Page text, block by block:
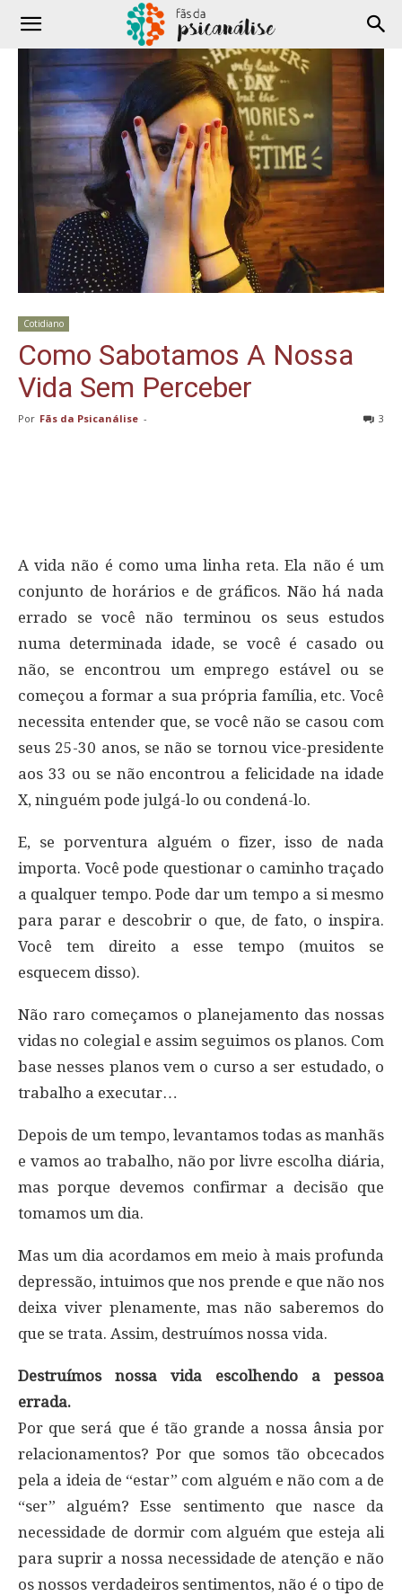
Cotidiano
Como Sabotamos A Nossa
Vida Sem Perceber
Por Fãs da Psicanálise - 3
A vida não é como uma linha reta. Ela não é um
conjunto de horários e de gráficos. Não há nada
errado se você não terminou os seus estudos
numa determinada idade, se você é casado ou
não, se encontrou um emprego estável ou se
começou a formar a sua própria família, etc. Você
necessita entender que, se você não se casou com
seus 25-30 anos, se não se tornou vice-presidente
aos 33 ou se não encontrou a felicidade na idade
X, ninguém pode julgá-lo ou condená-lo.
E, se porventura alguém o fizer, isso de nada
importa. Você pode questionar o caminho traçado
a qualquer tempo. Pode dar um tempo a si mesmo
para parar e descobrir o que, de fato, o inspira.
Você tem direito a esse tempo (muitos se
esquecem disso).
Não raro começamos o planejamento das nossas
vidas no colegial e assim seguimos os planos. Com
base nesses planos vem o curso a ser estudado, o
trabalho a executar…
Depois de um tempo, levantamos todas as manhãs
e vamos ao trabalho, não por livre escolha diária,
mas porque devemos confirmar a decisão que
tomamos um dia.
Mas um dia acordamos em meio à mais profunda
depressão, intuimos que nos prende e que não nos
deixa viver plenamente, mas não saberemos do
que se trata. Assim, destruímos nossa vida.
Destruímos nossa vida escolhendo a pessoa
errada.
Por que será que é tão grande a nossa ânsia por
relacionamentos? Por que somos tão obcecados
pela a ideia de “estar” com alguém e não com a de
“ser” alguém? Esse sentimento que nasce da
necessidade de dormir com alguém que esteja ali
para suprir a nossa necessidade de atenção e não
os nossos verdadeiros sentimentos, não é o tipo de